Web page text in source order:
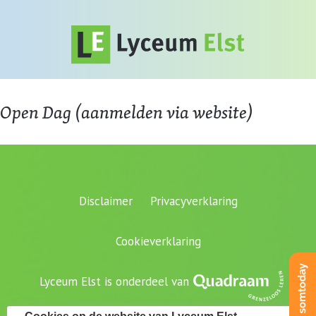
Open Dag (aanmelden via website)
Disclaimer Privacyverklaring
Cookieverklaring
Lyceum Elst is onderdeel van